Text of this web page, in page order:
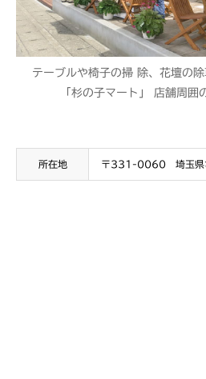
テーブルや椅子の掃 除、花壇の
「杉の子マート」 店舗周囲
所在地 〒331-0060 埼玉県